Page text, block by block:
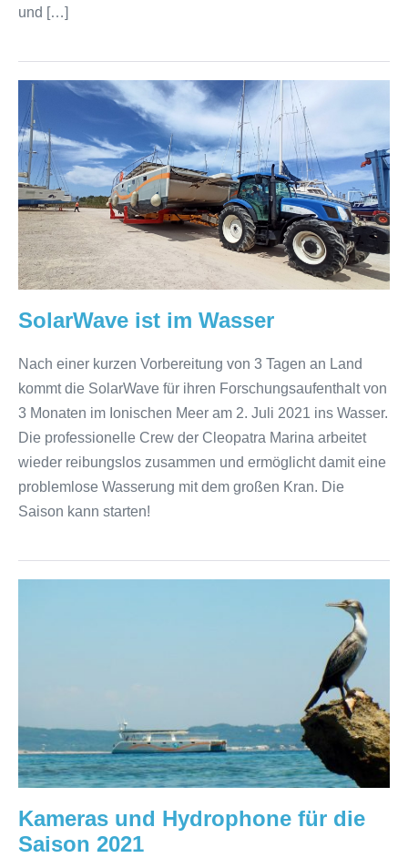
und […]
SolarWave
ist
im
Wasser
SolarWave ist im Wasser
Nach einer kurzen Vorbereitung von 3 Tagen an Land
kommt die SolarWave für ihren Forschungsaufenthalt von
3 Monaten im Ionischen Meer am 2. Juli 2021 ins Wasser.
Die professionelle Crew der Cleopatra Marina arbeitet
wieder reibungslos zusammen und ermöglicht damit eine
problemlose Wasserung mit dem großen Kran. Die
Saison kann starten!
2021
Kameras und Hydrophone für die
Saison 2021